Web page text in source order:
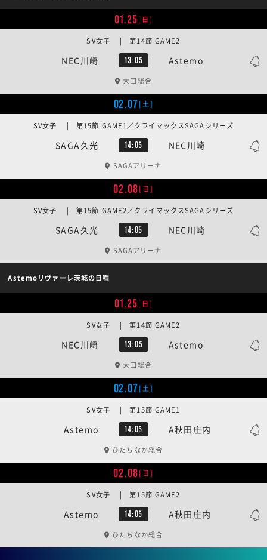
01.25[日]
NEC川崎 13:05 Astemo
SV女子 | 第14節 GAME2
大田総合
02.07[土]
SAGA久光 14:05 NEC川崎
SV女子 | 第15節 GAME1／クライマックスSAGAシリーズ
SAGAアリーナ
02.08[日]
SAGA久光 14:05 NEC川崎
SV女子 | 第15節 GAME2／クライマックスSAGAシリーズ
SAGAアリーナ
Astemoリヴァーレ茨城の日程
01.25[日]
NEC川崎 13:05 Astemo
SV女子 | 第14節 GAME2
大田総合
02.07[土]
Astemo 14:05 A秋田庄内
SV女子 | 第15節 GAME1
ひたちなか総合
02.08[日]
Astemo 14:05 A秋田庄内
SV女子 | 第15節 GAME2
ひたちなか総合